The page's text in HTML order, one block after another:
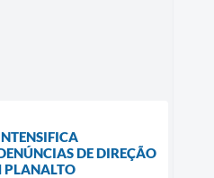
DE DIREÇÃO
PLANALTO